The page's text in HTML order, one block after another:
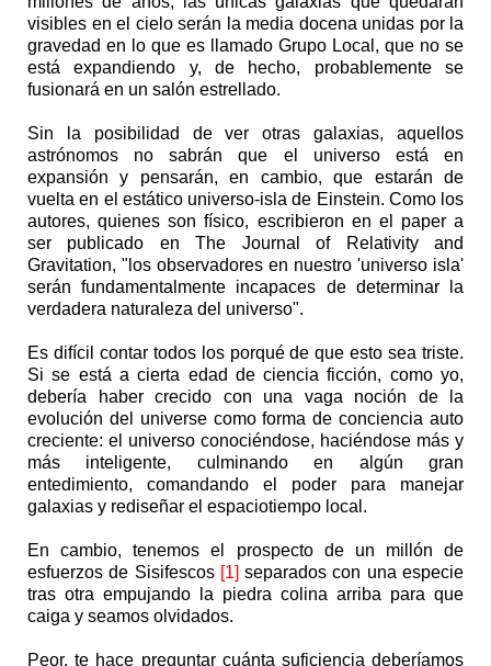
visibles en el cielo serán la media docena unidas por la
gravedad en lo que es llamado Grupo Local, que no se
está expandiendo y, de hecho, probablemente se
fusionará en un salón estrellado.
Sin la posibilidad de ver otras galaxias, aquellos
astrónomos no sabrán que el universo está en
expansión y pensarán, en cambio, que estarán de
vuelta en el estático universo-isla de Einstein. Como los
autores, quienes son físico, escribieron en el paper a
ser publicado en The Journal of Relativity and
Gravitation, "los observadores en nuestro 'universo isla'
serán fundamentalmente incapaces de determinar la
verdadera naturaleza del universo".
Es difícil contar todos los porqué de que esto sea triste.
Si se está a cierta edad de ciencia ficción, como yo,
debería haber crecido con una vaga noción de la
evolución del universe como forma de conciencia auto
creciente: el universo conociéndose, haciéndose más y
más inteligente, culminando en algún gran
entedimiento, comandando el poder para manejar
galaxias y rediseñar el espaciotiempo local.
En cambio, tenemos el prospecto de un millón de
esfuerzos de Sisifescos [1] separados con una especie
tras otra empujando la piedra colina arriba para que
caiga y seamos olvidados.
Peor, te hace preguntar cuánta suficiencia deberíamos